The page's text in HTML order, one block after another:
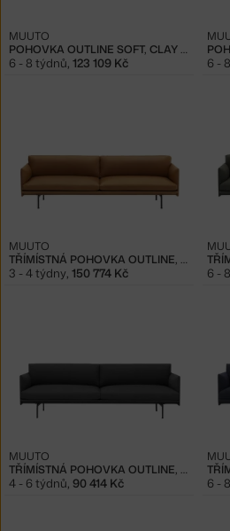
POHOVKA OUTLINE SOFT, CLAY 15
MUUTO
6 - 8 týdnů, 123 109 Kč 6 -
TŘÍMÍSTNÁ POHOVKA OUTLINE, COGNAC
MUUTO
3 - 4 týdny, 150 774 Kč 6 -
TŘÍMÍSTNÁ POHOVKA OUTLINE, REMIX 163
MUUTO
4 - 6 týdnů, 90 414 Kč 6 -